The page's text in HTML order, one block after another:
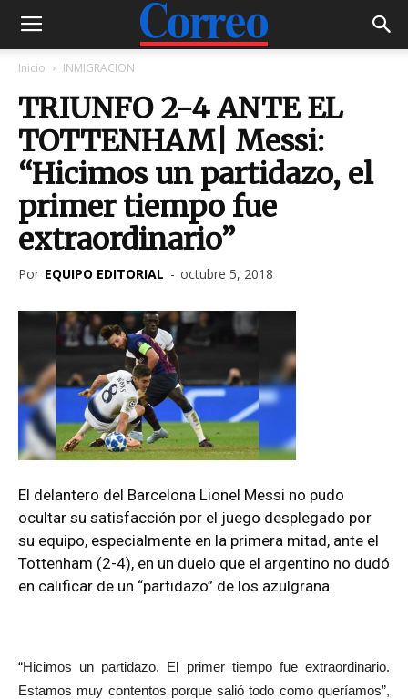
Inicio INMIGRACION
TRIUNFO 2-4 ANTE EL
TOTTENHAM| Messi:
“Hicimos un partidazo, el
primer tiempo fue
extraordinario”
Por EQUIPO EDITORIAL - octubre 5, 2018
El delantero del Barcelona Lionel Messi no pudo
ocultar su satisfacción por el juego desplegado por
su equipo, especialmente en la primera mitad, ante el
Tottenham (2-4), en un duelo que el argentino no dudó
en calificar de un “partidazo” de los azulgrana.
“Hicimos un partidazo. El primer tiempo fue extraordinario.
Estamos muy contentos porque salió todo como queríamos”,